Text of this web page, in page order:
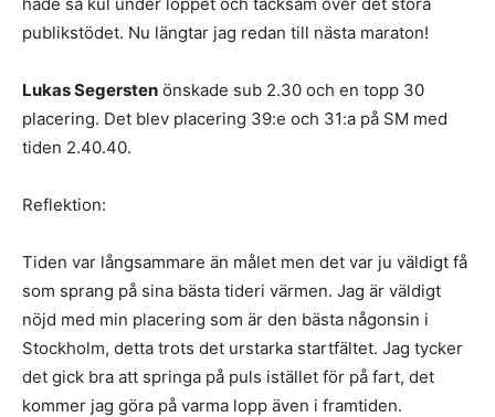
publikstödet. Nu längtar jag redan till nästa maraton!
Lukas Segersten önskade sub 2.30 och en topp 30
placering. Det blev placering 39:e och 31:a på SM med
tiden 2.40.40.
Reflektion:
Tiden var långsammare än målet men det var ju väldigt få
som sprang på sina bästa tideri värmen. Jag är väldigt
nöjd med min placering som är den bästa någonsin i
Stockholm, detta trots det urstarka startfältet. Jag tycker
det gick bra att springa på puls istället för på fart, det
kommer jag göra på varma lopp även i framtiden.